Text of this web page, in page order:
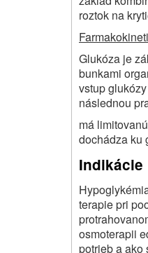
roztok na
Glukóza je
bunkami
vstup
následnou
má
dochádza ku
Indikácie
terapie pri
osmoterapii
potrieb a ako